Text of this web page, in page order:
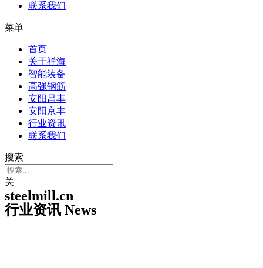
联系我们
菜单
首页
关于祥海
智能装备
高强钢筋
安阳昌丰
安阳京丰
行业资讯
联系我们
搜索
关
steelmill.cn
行业资讯 News